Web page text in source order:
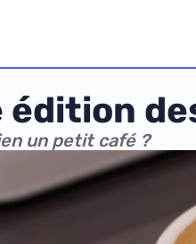
un petit café ?